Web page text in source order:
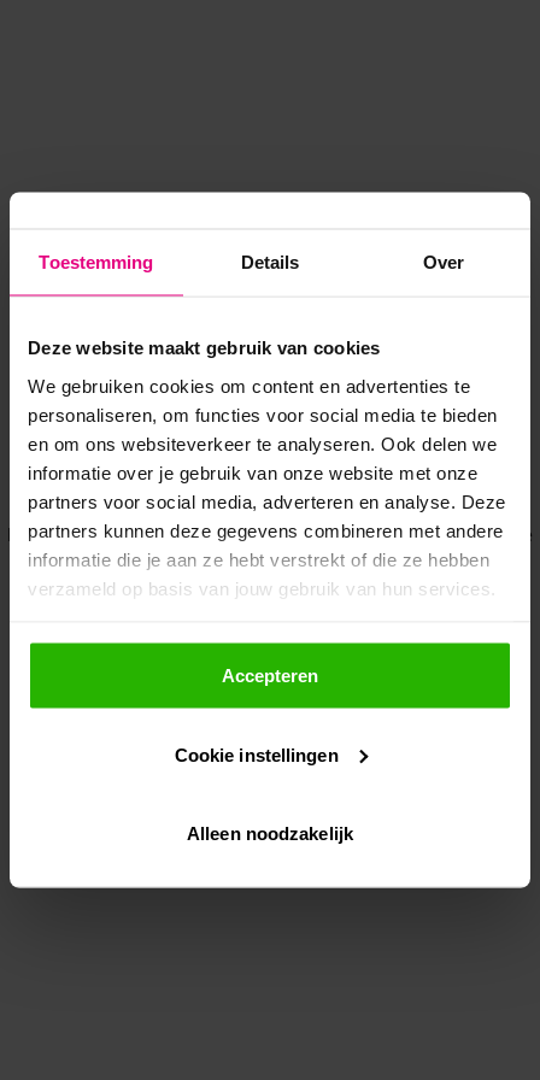
Toestemming Details Over
Deze website maakt gebruik van cookies
We gebruiken cookies om content en advertenties te
personaliseren, om functies voor social media te bieden
en om ons websiteverkeer te analyseren. Ook delen we
informatie over je gebruik van onze website met onze
partners voor social media, adverteren en analyse. Deze
partners kunnen deze gegevens combineren met andere
informatie die je aan ze hebt verstrekt of die ze hebben
verzameld op basis van jouw gebruik van hun services.
Als je op "Accepteer" klikt, dan geef je Voordeeluitjes.nl
toestemming om cookies voor social media en
gepersonaliseerde advertenties te plaatsen.
Lees hier meer over in onsprivacybeleid
Via "Cookie instellingen" kun je ook zelf instellen welke
Accepteren
Cookie instellingen
Alleen noodzakelijk
Application error: a client-side exception has occurred while
loadingwww.voordeeluitjes.nl (see the browser console for more
information).